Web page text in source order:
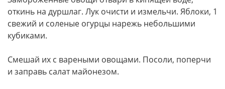
откинь на дуршлаг. Лук очисти и измельчи. Яблоки, 1
свежий и соленые огурцы нарежь небольшими
кубиками.
Смешай их с вареными овощами. Посоли, поперчи
и заправь салат майонезом.